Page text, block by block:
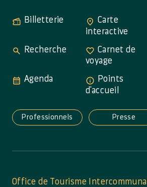
Billetterie
Carte
interactive
Recherche
Carnet de
voyage
Agenda
Points
d'accueil
Professionnels Presse
Office de Tourisme Intercommunal